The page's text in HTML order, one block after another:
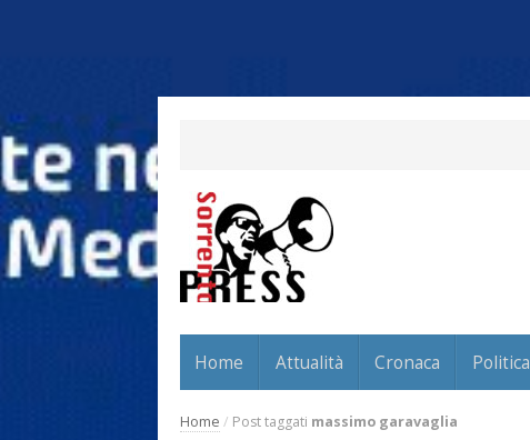
Home Attualità Cronaca Politica
Home / Post taggati massimo garavaglia